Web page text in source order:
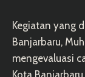
Kegiatan yang
Banjarbaru,
mengevaluasi
Kota